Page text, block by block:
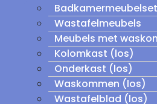
Badkamermeubelset
Wastafelmeubels
Meubels met
Kolomkast (los)
Onderkast (los)
Waskommen (los)
Wastafelblad (los)